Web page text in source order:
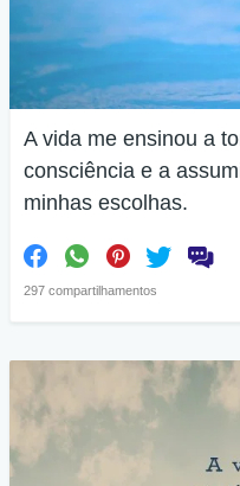
A vida me ensinou a
consciência e a
minhas escolhas.
297 compartilhamentos